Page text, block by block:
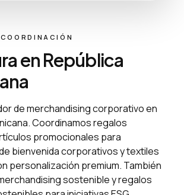
en República
de merchandising corporativo en
Coordinamos regalos
promocionales para
bienvenida corporativos y textiles
personalización premium. También
sostenible y regalos